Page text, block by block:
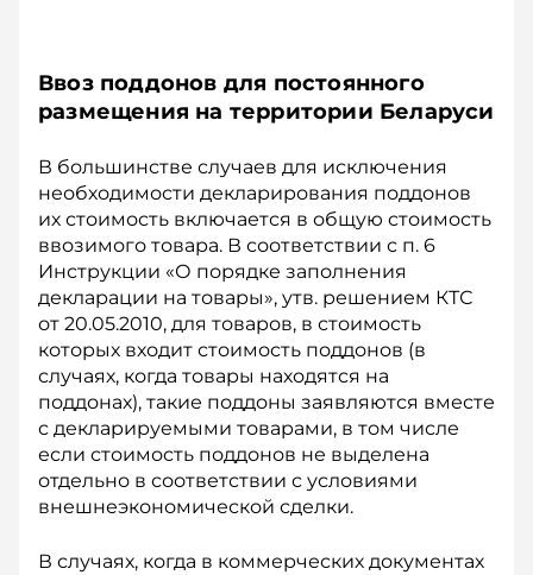
Ввоз поддонов для постоянного
размещения на территории Беларуси
В большинстве случаев для исключения
необходимости декларирования поддонов
их стоимость включается в общую стоимость
ввозимого товара. В соответствии с п. 6
Инструкции «О порядке заполнения
декларации на товары», утв. решением КТС
от 20.05.2010, для товаров, в стоимость
которых входит стоимость поддонов (в
случаях, когда товары находятся на
поддонах), такие поддоны заявляются вместе
с декларируемыми товарами, в том числе
если стоимость под­донов не выделена
отдельно в соответствии с условиями
внешнеэкономической сделки.
В случаях, когда в коммерческих документах